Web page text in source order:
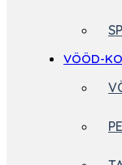
VÖÖD-